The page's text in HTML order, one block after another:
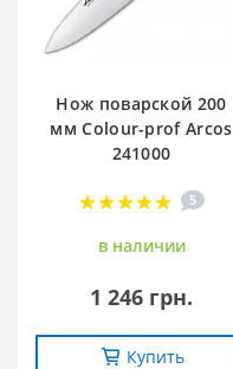
Нож поварской 200
мм Сolour-prof Arcos
241000
5
в наличии
1 246 грн.
Купить